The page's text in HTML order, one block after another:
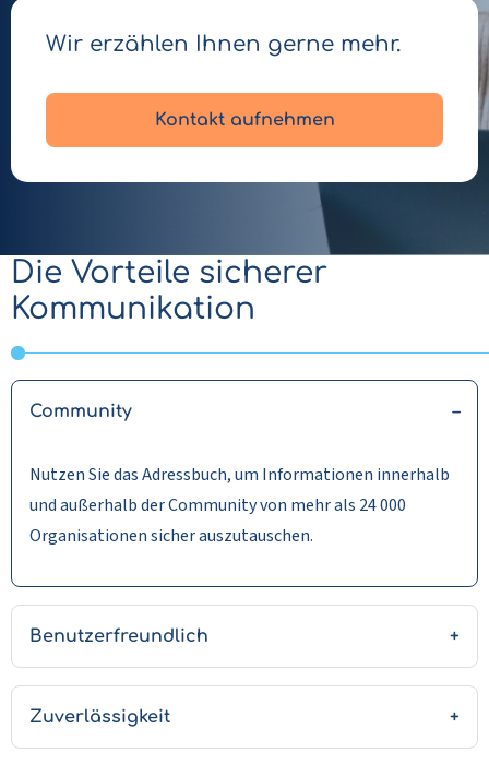
Wir erzählen Ihnen gerne mehr.
Kontakt aufnehmen
Die Vorteile sicherer
Kommunikation
Community
Nutzen Sie das Adressbuch, um Informationen innerhalb
und außerhalb der Community von mehr als 24 000
Organisationen sicher auszutauschen.
Benutzerfreundlich
Zuverlässigkeit